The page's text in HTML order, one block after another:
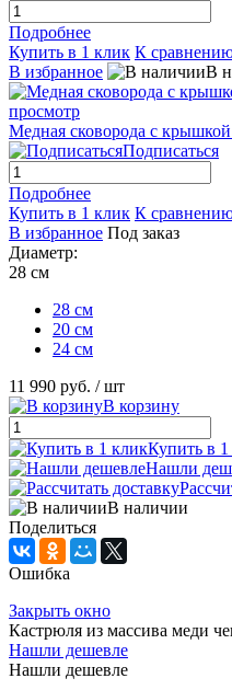
Подробнее
Купить в 1 клик К
В избранное
В
просмотр
Медная сковорода с
Подписаться
Подробнее
Купить в 1 клик К
В избранное Под заказ
Диаметр:
28 см
28 см
20 см
24 см
11 990 руб. / шт
В корзину
Купить в
Нашли
В наличии
Поделиться
Ошибка
Закрыть окно
Кастрюля из массива меди
Нашли дешевле
Нашли дешевле